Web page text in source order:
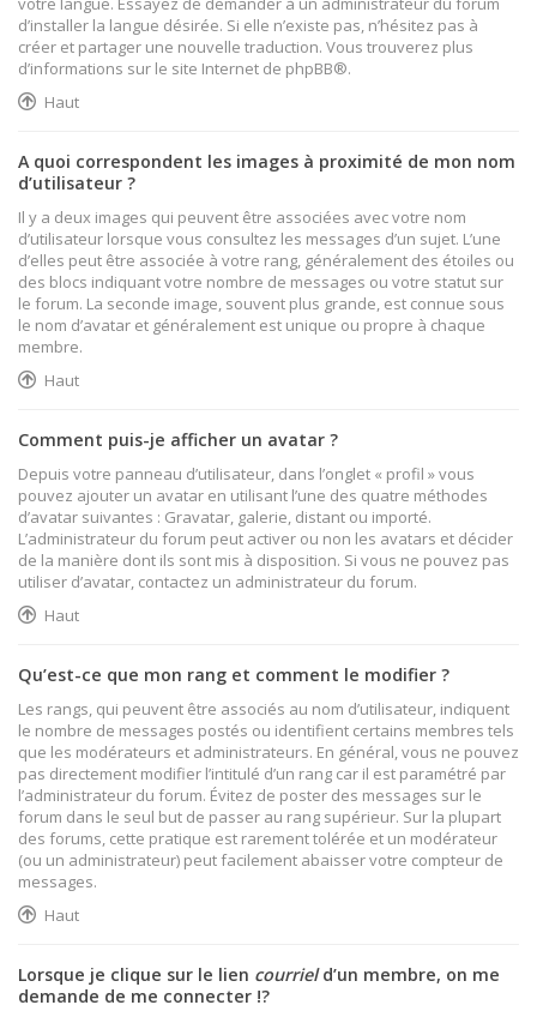
d’installer la langue désirée. Si elle n’existe pas, n’hésitez pas à
créer et partager une nouvelle traduction. Vous trouverez plus
d’informations sur le site Internet de phpBB®.
Haut
A quoi correspondent les images à proximité de mon nom
d’utilisateur ?
Il y a deux images qui peuvent être associées avec votre nom
d’utilisateur lorsque vous consultez les messages d’un sujet. L’une
d’elles peut être associée à votre rang, généralement des étoiles ou
des blocs indiquant votre nombre de messages ou votre statut sur
le forum. La seconde image, souvent plus grande, est connue sous
le nom d’avatar et généralement est unique ou propre à chaque
membre.
Haut
Comment puis-je afficher un avatar ?
Depuis votre panneau d’utilisateur, dans l’onglet « profil » vous
pouvez ajouter un avatar en utilisant l’une des quatre méthodes
d’avatar suivantes : Gravatar, galerie, distant ou importé.
L’administrateur du forum peut activer ou non les avatars et décider
de la manière dont ils sont mis à disposition. Si vous ne pouvez pas
utiliser d’avatar, contactez un administrateur du forum.
Haut
Qu’est-ce que mon rang et comment le modifier ?
Les rangs, qui peuvent être associés au nom d’utilisateur, indiquent
le nombre de messages postés ou identifient certains membres tels
que les modérateurs et administrateurs. En général, vous ne pouvez
pas directement modifier l’intitulé d’un rang car il est paramétré par
l’administrateur du forum. Évitez de poster des messages sur le
forum dans le seul but de passer au rang supérieur. Sur la plupart
des forums, cette pratique est rarement tolérée et un modérateur
(ou un administrateur) peut facilement abaisser votre compteur de
messages.
Haut
Lorsque je clique sur le lien courrield’un membre, on me
demande de me connecter !?